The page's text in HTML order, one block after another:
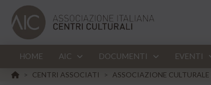
HOME AIC DOCUMENTI EVENTI
HOME
> CENTRI ASSOCIATI > ASSOCIAZIONE